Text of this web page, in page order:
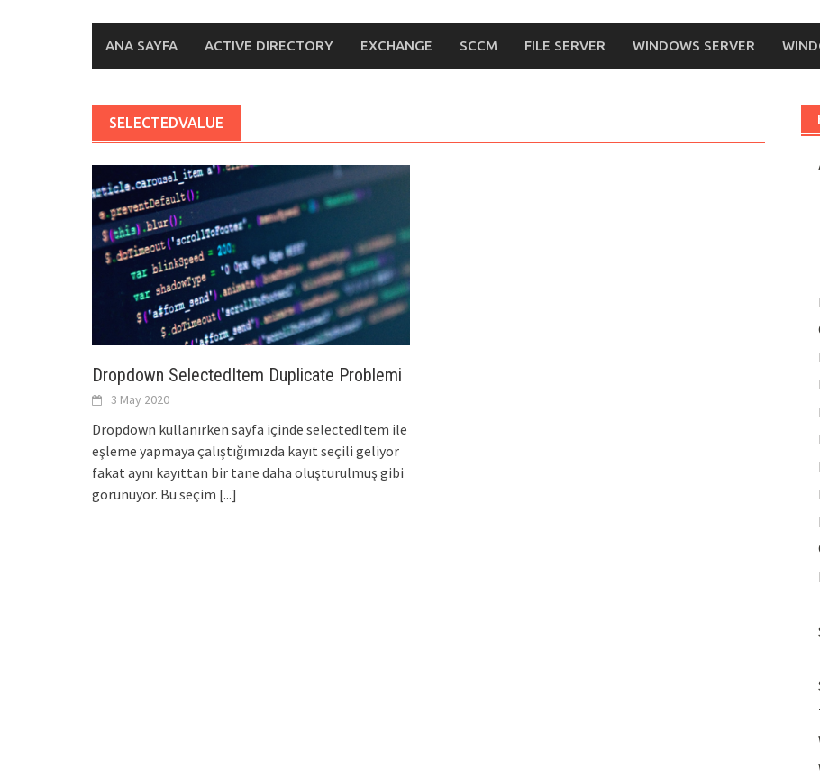
ANA SAYFA ACTIVE DIRECTORY EXCHANGE SCCM FILE SERVER WINDOWS SERVER
SELECTEDVALUE
Dropdown SelectedItem Duplicate Problemi
3 May 2020
Dropdown kullanırken sayfa içinde selectedItem ile
eşleme yapmaya çalıştığımızda kayıt seçili geliyor
fakat aynı kayıttan bir tane daha oluşturulmuş gibi
görünüyor. Bu seçim [...]